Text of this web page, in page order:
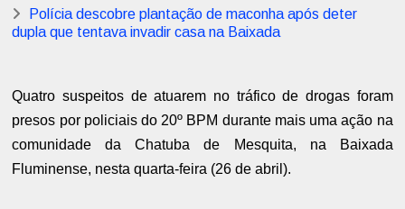
Polícia descobre plantação de maconha após deter
dupla que tentava invadir casa na Baixada
Quatro suspeitos de atuarem no tráfico de drogas foram
presos por policiais do 20º BPM durante mais uma ação na
comunidade da Chatuba de Mesquita, na Baixada
Fluminense, nesta quarta-feira (26 de abril).